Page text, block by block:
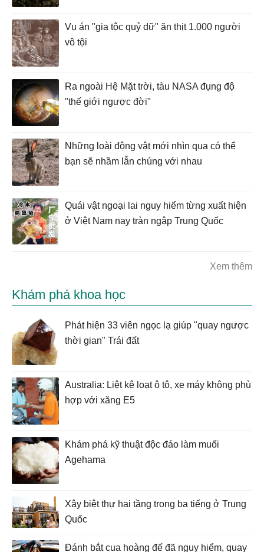
Vụ án "gia tộc quỷ dữ" ăn thịt 1.000 người
vô tội
Ra ngoài Hệ Mặt trời, tàu NASA đụng độ
"thế giới ngược đời"
Những loài động vật mới nhìn qua có thể
bạn sẽ nhầm lẫn chúng với nhau
Quái vật ngoại lai nguy hiểm từng xuất hiện
ở Việt Nam nay tràn ngập Trung Quốc
Xem thêm
Khám phá khoa học
Phát hiện 33 viên ngọc lạ giúp "quay ngược
thời gian" Trái đất
Australia: Liệt kê loạt ô tô, xe máy không phù
hợp với xăng E5
Khám phá kỹ thuật độc đáo làm muối
Agehama
Xây biệt thự hai tầng trong ba tiếng ở Trung
Quốc
Đánh bắt cua hoàng đế đã nguy hiểm, quay